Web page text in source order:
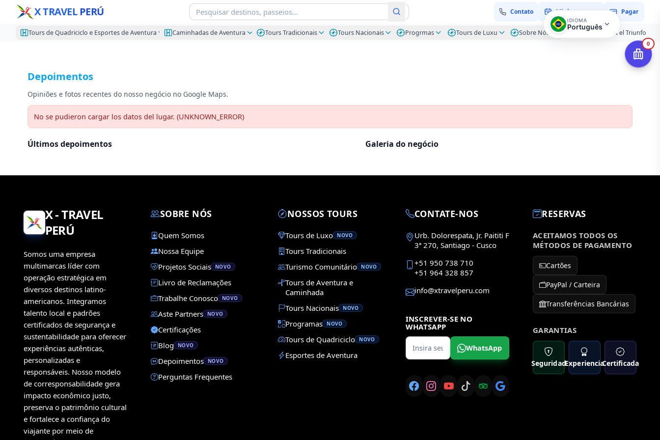
X TRAVEL PERÚ Contato Minha reserva Pagar
Tours de Quadriciclo e Esportes de Aventura Caminhadas de Aventura Tours Tradicionais Tours Nacionais Progrmas Tours de Luxu Sobre Nós Blog – Hacienda el Triunfo
IDIOMA
Português
Depoimentos
Opiniões e fotos recentes do nosso negócio no Google Maps.
No se pudieron cargar los datos del lugar. (UNKNOWN_ERROR)
Últimos depoimentos Galeria do negócio
X - TRAVEL
PERÚ
Somos uma empresa
multimarcas líder com
operação estratégica em
diversos destinos latino-
americanos. Integramos
talento local e padrões
certificados de segurança e
sustentabilidade para oferecer
experiências autênticas,
personalizadas e
responsáveis. Nosso modelo
de corresponsabilidade gera
impacto econômico justo,
preserva o patrimônio cultural
e fortalece a confiança do
viajante por meio de
SOBRE NÓS
Quem Somos
Nossa Equipe
Projetos Sociais
NOVO
Livro de Reclamações
Trabalhe Conosco
NOVO
Aste Partners NOVO
Certificações
Blog
NOVO
Depoimentos NOVO
Perguntas Frequentes
NOSSOS TOURS
Tours de Luxo NOVO
Tours Tradicionais
Turismo Comunitário
NOVO
Tours de Aventura e
Caminhada
Tours Nacionais
NOVO
Programas NOVO
Tours de Quadriciclo NOVO
Esportes de Aventura
CONTATE-NOS
Urb. Dolorespata, Jr. Paititi F
3ª 270, Santiago - Cusco
+51 950 738 710
+51 964 328 857
info@xtravelperu.com
INSCREVER-SE NO
WHATSAPP
WhatsApp
RESERVAS
ACEITAMOS TODOS OS
MÉTODOS DE PAGAMENTO
Cartões
PayPal / Carteira
Transferências Bancárias
GARANTIAS
SeguridadExperienciaCertificada
0